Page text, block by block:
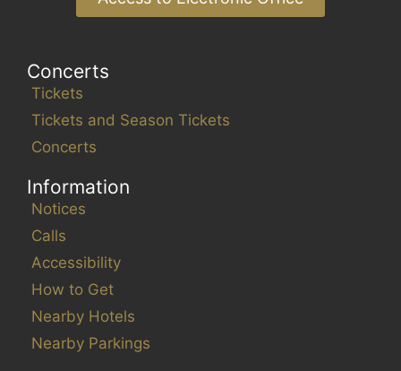
Concerts
Tickets
Tickets and Season Tickets
Concerts
Information
Notices
Calls
Accessibility
How to Get
Nearby Hotels
Nearby Parkings